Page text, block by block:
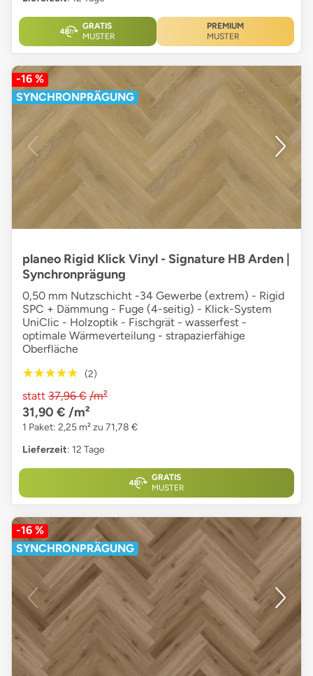
GRATIS
MUSTER
PREMIUM
MUSTER
-16 %
SYNCHRONPRÄGUNG
planeo Rigid Klick Vinyl - Signature HB Arden |
Synchronprägung
0,50 mm Nutzschicht -34 Gewerbe (extrem) - Rigid
SPC + Dämmung - Fuge (4-seitig) - Klick-System
UniClic - Holzoptik - Fischgrät - wasserfest -
optimale Wärmeverteilung - strapazierfähige
Oberfläche
★★★★★
★★★★★ (2)
statt 37,96 € /m²
31,90 € /m²
1 Paket: 2,25 m² zu 71,78 €
Lieferzeit: 12 Tage
GRATIS
MUSTER
-16 %
SYNCHRONPRÄGUNG